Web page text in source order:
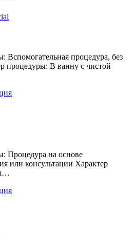
Вспомогательная процедура, без
процедуры: В ванну с чистой
Процедура на основе
или консультации Характер